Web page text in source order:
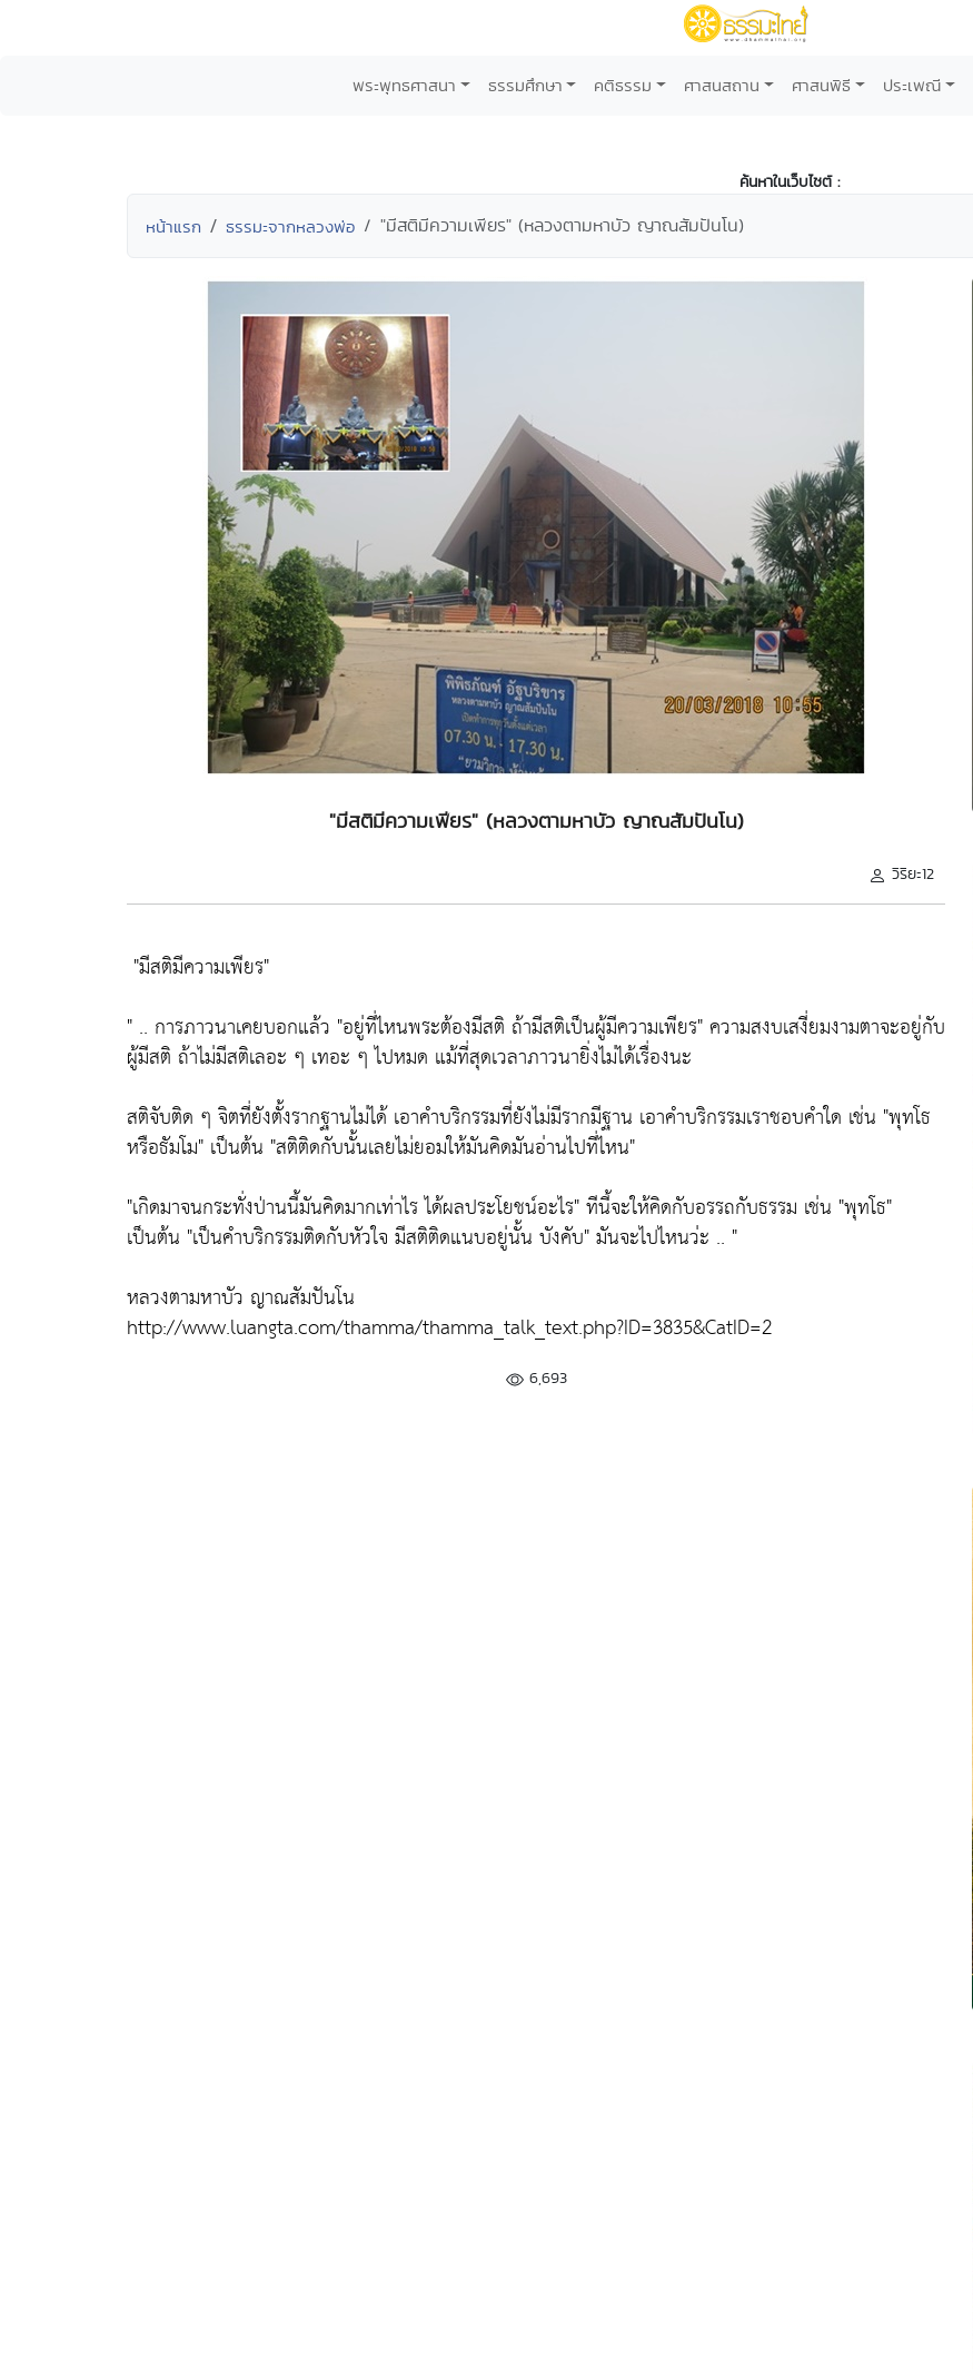
พระพุทธศาสนา ธรรมศึกษา คติธรรม ศาสนสถาน ศาสนพิธี ประเพณี
ค้นหาในเว็บไซต์ :
หน้าแรก ธรรมะจากหลวงพ่อ "มีสติมีความเพียร" (หลวงตามหาบัว ญาณสัมปันโน)
"มีสติมีความเพียร" (หลวงตามหาบัว ญาณสัมปันโน)
วิริยะ12
"มีสติมีความเพียร"
" .. การภาวนาเคยบอกแล้ว "อยู่ที่ไหนพระต้องมีสติ ถ้ามีสติเป็นผู้มีความเพียร"ความสงบเสงี่ยมงามตาจะอยู่กับ
ผู้มีสติ ถ้าไม่มีสติเลอะ ๆ เทอะ ๆ ไปหมด แม้ที่สุดเวลาภาวนายิ่งไม่ได้เรื่องนะ
สติจับติด ๆ จิตที่ยังตั้งรากฐานไม่ได้ เอาคำบริกรรมที่ยังไม่มีรากมีฐาน เอาคำบริกรรมเราชอบคำใด เช่น "พุทโธ
หรือธัมโม" เป็นต้น "สติติดกับนั้นเลยไม่ยอมให้มันคิดมันอ่านไปที่ไหน"
"เกิดมาจนกระทั่งป่านนี้มันคิดมากเท่าไร ได้ผลประโยชน์อะไร"ทีนี้จะให้คิดกับอรรถกับธรรม เช่น "พุทโธ"
เป็นต้น "เป็นคำบริกรรมติดกับหัวใจ มีสติติดแนบอยู่นั้น บังคับ"มันจะไปไหนว่ะ .. "
หลวงตามหาบัว ญาณสัมปันโน
http://www.luangta.com/thamma/thamma_talk_text.php?ID=3835&CatID=2
6,693